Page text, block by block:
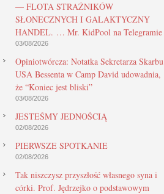
— FLOTA STRAŻNIKÓW
SŁONECZNYCH I GALAKTYCZNY
HANDEL. … Mr. KidPool na Telegramie
03/08/2026
Opiniotwórcza: Notatka Sekretarza Skarbu
USA Bessenta w Camp David udowadnia,
że “Koniec jest bliski”
03/08/2026
JESTEŚMY JEDNOŚCIĄ
02/08/2026
PIERWSZE SPOTKANIE
02/08/2026
Tak niszczysz przyszłość własnego syna i
córki. Prof. Jędrzejko o podstawowym